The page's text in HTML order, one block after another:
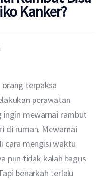
Kanker?
orang terpaksa
perawatan
ingin mewarnai rambut
di rumah. Mewarnai
cara mengisi waktu
pun tidak kalah bagus
benarkah terlalu